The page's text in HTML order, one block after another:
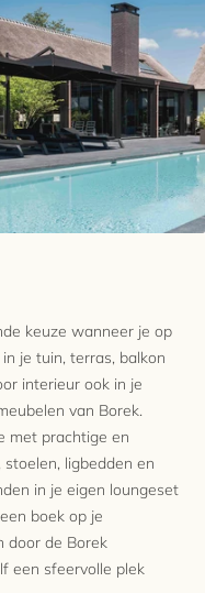
keuze wanneer je op
je tuin, terras, balkon
interieur ook in je
van Borek.
met prachtige en
ligbedden en
in je eigen loungeset
boek op je
door de Borek
een sfeervolle plek